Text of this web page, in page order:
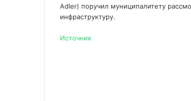
Adler) поручил муниципалитету
инфраструктуру.
Источник